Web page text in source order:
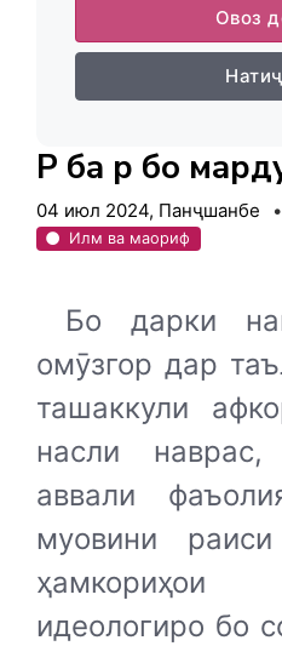
Овоз
Рӯ ба рӯ бо
04 июл 2024, Панҷшанбе
Илм ва маориф
Бо дарки
омӯзгор дар
ташаккули
насли
аввали
муовини
идеологиро бо